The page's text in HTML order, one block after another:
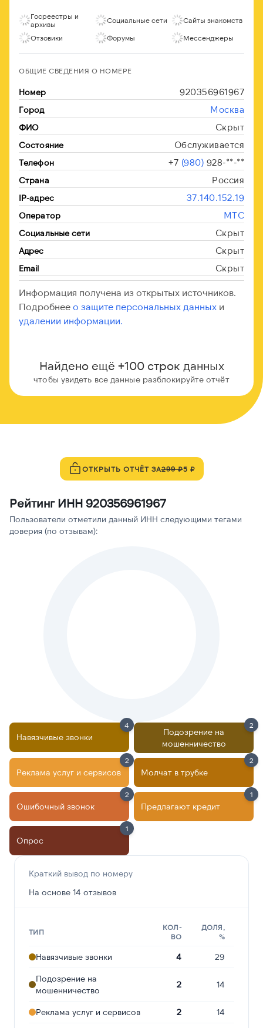
Госреестры и
архивы
Социальные сети Сайты знакомств
Отзовики Форумы Мессенджеры
ОБЩИЕ СВЕДЕНИЯ О НОМЕРЕ
Номер 920356961967
Город Москва
ФИО Скрыт
Состояние Обслуживается
Телефон +7 (980) 928-**-**
Страна Россия
IP-адрес 37.140.152.19
Оператор МТС
Социальные сети Скрыт
Адрес Скрыт
Email Скрыт
Информация получена из открытых источников.
Подробнее о защите персональных данных и
удалении информации.
Найдено ещё +100 строк данных
чтобы увидеть все данные разблокируйте отчёт
ОТКРЫТЬ ОТЧЁТ ЗА299 ₽5 ₽
Рейтинг ИНН 920356961967
Пользователи отметили данный ИНН следующими тегами
доверия (по отзывам):
Навязчивые звонки
4
Подозрение на
мошенничество
2
Реклама услуг и сервисов
2
Молчат в трубке
2
Ошибочный звонок
2
Предлагают кредит
1
Опрос
1
Краткий вывод по номеру
На основе 14 отзывов
ТИП
КОЛ-
ВО
ДОЛЯ,
%
Навязчивые звонки 4 29
Подозрение на
мошенничество
2 14
Реклама услуг и сервисов 2 14